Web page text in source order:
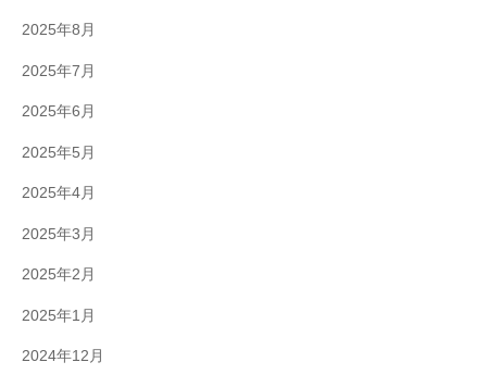
2025年8月
2025年7月
2025年6月
2025年5月
2025年4月
2025年3月
2025年2月
2025年1月
2024年12月